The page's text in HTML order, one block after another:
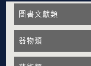
圖書文獻類
器物類